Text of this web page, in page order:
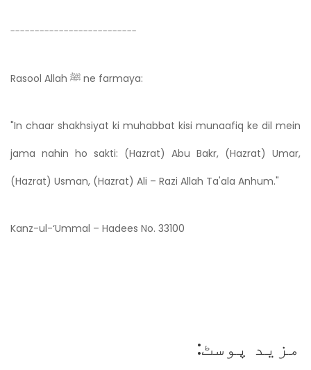
--------------------------
Rasool Allah ﷺ ne farmaya:
"In chaar shakhsiyat ki muhabbat kisi munaafiq ke dil mein
jama nahin ho sakti: (Hazrat) Abu Bakr, (Hazrat) Umar,
(Hazrat) Usman, (Hazrat) Ali – Razi Allah Ta'ala Anhum."
Kanz-ul-‘Ummal – Hadees No. 33100
مزید پوسٹ: